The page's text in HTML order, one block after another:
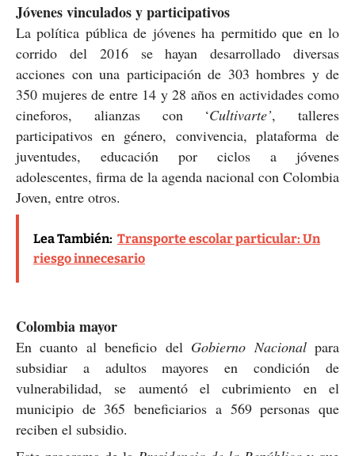
Jóvenes vinculados y participativos
La política pública de jóvenes ha permitido que en lo
corrido del 2016 se hayan desarrollado diversas
acciones con una participación de 303 hombres y de
350 mujeres de entre 14 y 28 años en actividades como
cineforos, alianzas con ‘Cultivarte’, talleres
participativos en género, convivencia, plataforma de
juventudes, educación por ciclos a jóvenes
adolescentes, firma de la agenda nacional con Colombia
Joven, entre otros.
Lea También: Transporte escolar particular: Un
riesgo innecesario
Colombia mayor
En cuanto al beneficio del Gobierno Nacionalpara
subsidiar a adultos mayores en condición de
vulnerabilidad, se aumentó el cubrimiento en el
municipio de 365 beneficiarios a 569 personas que
reciben el subsidio.